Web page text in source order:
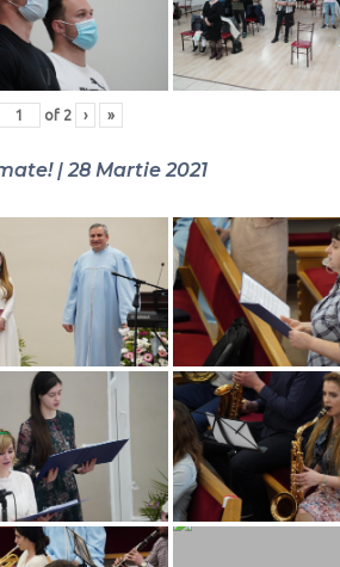
of 2 › »
| 28 Martie 2021